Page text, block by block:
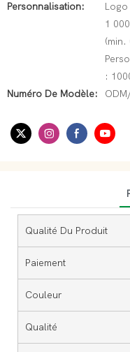
Personnalisation:
1
(min.
:
Numéro De Modèle:
Qualité Du Produit
Paiement
Couleur
Qualité